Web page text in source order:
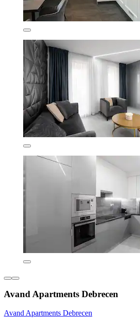
Avand Apartments Debrecen
Avand Apartments Debrecen